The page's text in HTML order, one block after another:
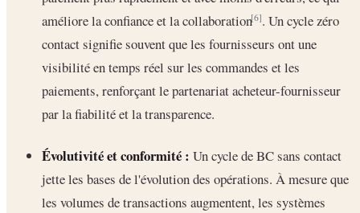
améliore la confiance et la collaboration[6]. Un cycle zéro
contact signifie souvent que les fournisseurs ont une
visibilité en temps réel sur les commandes et les
paiements, renforçant le partenariat acheteur-fournisseur
par la fiabilité et la transparence.
Évolutivité et conformité : Un cycle de BC sans contact
jette les bases de l'évolution des opérations. À mesure que
les volumes de transactions augmentent, les systèmes